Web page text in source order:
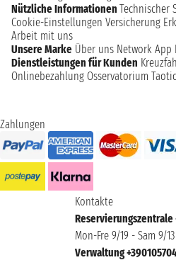
Nützliche Informationen Technischer
Cookie-Einstellungen Versicherung
Arbeit mit uns
Unsere Marke Über uns Network App
Dienstleistungen für Kunden
Onlinebezahlung Osservatorium
Zahlungen
Kontakte
Reservierungszentrale
Mon-Fre 9/19 - Sam 9/
Verwaltung